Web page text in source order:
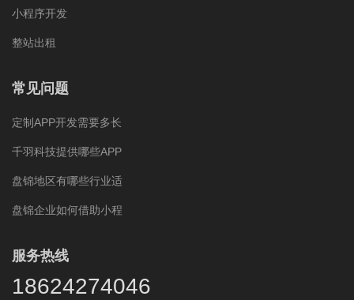
小程序开发
整站出租
常见问题
定制APP开发需要多长
千羽科技提供哪些APP
盘锦地区有哪些行业适
盘锦企业如何借助小程
服务热线
18624274046